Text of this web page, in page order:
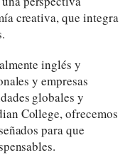
creativa, que integra
inglés y
y empresas
globales y
College, ofrecemos
para que